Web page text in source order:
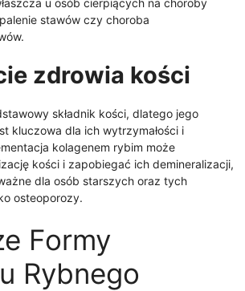
u osób cierpiących na choroby
stawów czy choroba
zdrowia kości
składnik kości, dlatego jego
kluczowa dla ich wytrzymałości i
kolagenem rybim może
kości i zapobiegać ich demineralizacji,
dla osób starszych oraz tych
osteoporozy.
Formy
Rybnego